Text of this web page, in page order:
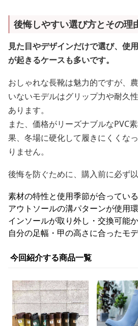
後悔しやすい選び方とその理
見た目やデザインだけで選び、使
が起きるケースも多いです。
おしゃれな長靴は魅力的ですが、
いないモデルはグリップ力や耐久
あります。
また、価格がリーズナブルなPVC
果、冬場に硬化して履きにくくな
りません。
後悔を防ぐために、購入前に必ず
素材の特性と使用季節が合ってい
アウトソールの溝パターンが使用
インソールが取り外し・交換可能
自分の足幅・甲の高さに合ったモ
今回紹介する商品一覧